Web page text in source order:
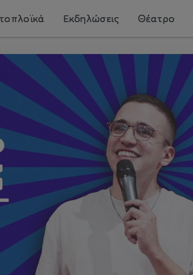
Εκδηλώσεις Θέατρο